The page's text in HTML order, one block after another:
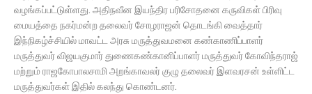
வழங்கப்பட்டுள்ளது. அதிநவீன இயந்திர பரிசோதனை கருவிகள் பிரிவு
மையத்தை நகர்மன்ற தலைவர் சோழராஜன் தொடங்கி வைத்தார்
இந்நிகழ்ச்சியில் மாவட்ட அரசு மருத்துவமனை கண்காணிப்பாளர்
மருத்துவர் விஜயகுமார் துணைகண்கானிப்பாளர் மருத்துவர் கோவிந்தராஜ்
மற்றும் ராஜகோபாலசாமி அறங்காவலர் குழு தலைவர் இளவரசன் உள்ளிட்ட
மருத்துவர்கள் இதில் கலந்து கொண்டனர்.